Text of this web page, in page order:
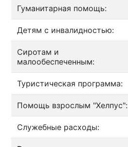
Гуманитарная помощь:
Детям с инвалидностью:
Сиротам и
малообеспеченным:
Туристическая программа:
Помощь взрослым "Хелпус":
Служебные расходы: